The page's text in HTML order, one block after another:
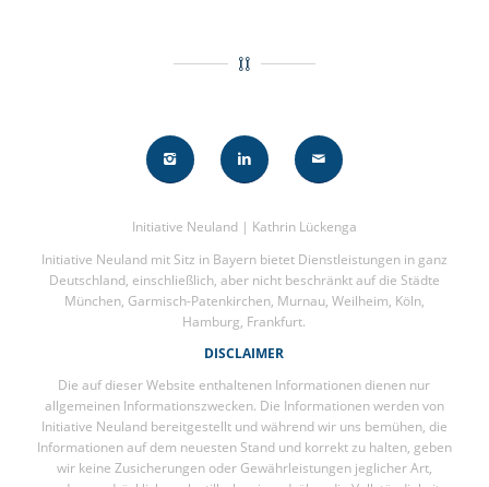
Initiative Neuland | Kathrin Lückenga
Initiative Neuland mit Sitz in Bayern bietet Dienstleistungen in ganz
Deutschland, einschließlich, aber nicht beschränkt auf die Städte
München, Garmisch-Patenkirchen, Murnau, Weilheim, Köln,
Hamburg, Frankfurt.
DISCLAIMER
Die auf dieser Website enthaltenen Informationen dienen nur
allgemeinen Informationszwecken. Die Informationen werden von
Initiative Neuland bereitgestellt und während wir uns bemühen, die
Informationen auf dem neuesten Stand und korrekt zu halten, geben
wir keine Zusicherungen oder Gewährleistungen jeglicher Art,